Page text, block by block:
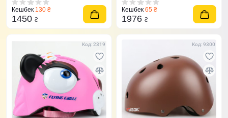
Кешбек 130 ₴
1450 ₴
Кешбек 65 ₴
1976 ₴
Код: 2319 Код: 9300